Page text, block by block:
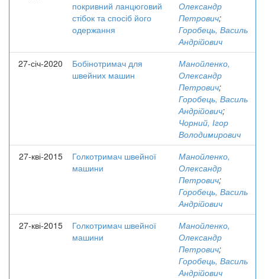
покривний ланцюговий
стібок та спосіб його
одержання
Олександр
Петрович;
Горобець, Василь
Андрійович
27-січ-2020
Бобінотримач для
швейних машин
Манойленко,
Олександр
Петрович;
Горобець, Василь
Андрійович;
Чорний, Ігор
Володимирович
27-кві-2015
Голкотримач швейної
машини
Манойленко,
Олександр
Петрович;
Горобець, Василь
Андрійович
27-кві-2015
Голкотримач швейної
машини
Манойленко,
Олександр
Петрович;
Горобець, Василь
Андрійович